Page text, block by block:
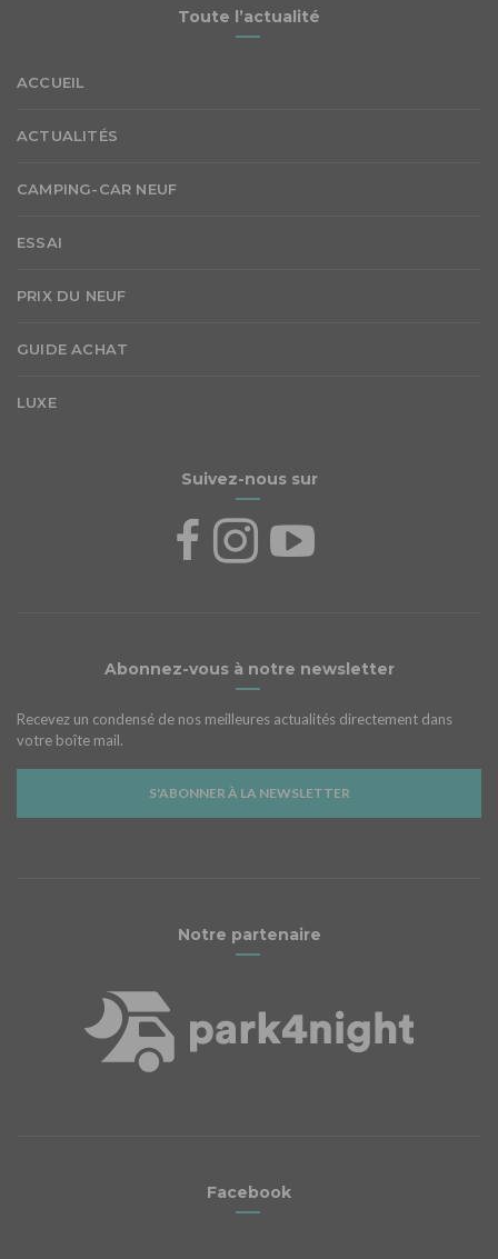
Toute l’actualité
ACCUEIL
ACTUALITÉS
CAMPING-CAR NEUF
ESSAI
PRIX DU NEUF
GUIDE ACHAT
LUXE
Suivez-nous sur
Abonnez-vous à notre newsletter
Recevez un condensé de nos meilleures actualités directement dans
votre boîte mail.
S'ABONNER À LA NEWSLETTER
Notre partenaire
Facebook